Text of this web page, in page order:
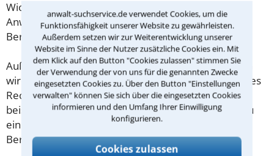
anwalt-suchservice.de verwendet Cookies, um die
Funktionsfähigkeit unserer Website zu gewährleisten.
Außerdem setzen wir zur Weiterentwicklung unserer
Website im Sinne der Nutzer zusätzliche Cookies ein. Mit
dem Klick auf den Button "Cookies zulassen" stimmen Sie
der Verwendung der von uns für die genannten Zwecke
eingesetzten Cookies zu. Über den Button "Einstellungen
verwalten" können Sie sich über die eingesetzten Cookies
informieren und den Umfang Ihrer Einwilligung
konfigurieren.
Cookies zulassen
Wichtig daher: Klären Sie die Kostenfrage mit Ihrem
Anwalt aus Neuss schon zu Beginn der ersten
Beratung.
Außerdem gut zu wissen: Gemäß § 34 Absatz 2 RVG
wird die Beratungsgebühr auf weitere Tätigkeiten des
Rechtsanwalts angerechnet. Sollte es also
beispielsweise aufgrund des Beratungsgesprächs zu
einem Prozess kommen, so kann der Anwalt diese
Beratungsgebühr nicht mehr abrechnen.